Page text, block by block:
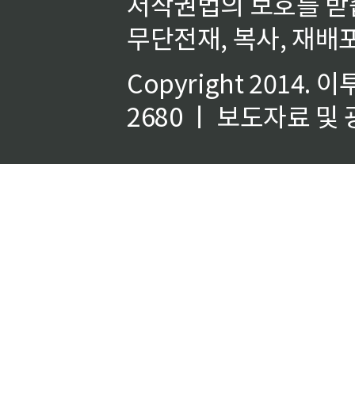
무단전재, 복사, 재배
Copyright 2014. 이
2680 ㅣ 보도자료